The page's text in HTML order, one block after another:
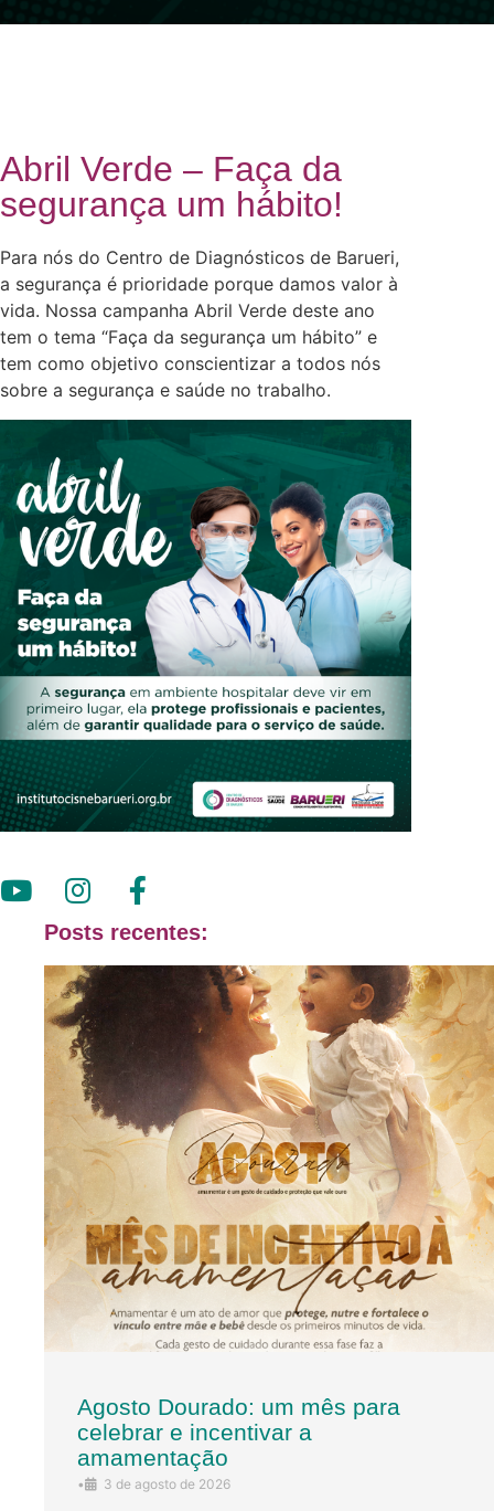
Abril Verde – Faça da
segurança um hábito!
Para nós do Centro de Diagnósticos de Barueri,
a segurança é prioridade porque damos valor à
vida. Nossa campanha Abril Verde deste ano
tem o tema “Faça da segurança um hábito” e
tem como objetivo conscientizar a todos nós
sobre a segurança e saúde no trabalho.
Posts recentes:
Agosto Dourado: um mês para
celebrar e incentivar a
amamentação
• 3 de agosto de 2026